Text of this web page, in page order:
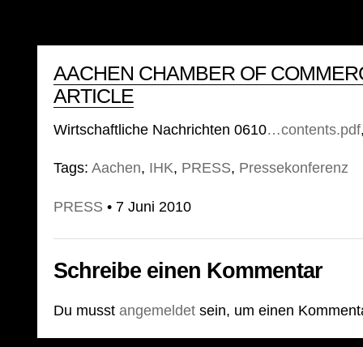
AACHEN CHAMBER OF
ARTICLE
Wirtschaftliche Nachrichten 0610…contents.pdf
Tags: Aachen, IHK, PRESS, Pressekonferenz
PRESS • 7 Juni 2010
Schreibe einen Kommentar
Du musst angemeldet sein, um einen